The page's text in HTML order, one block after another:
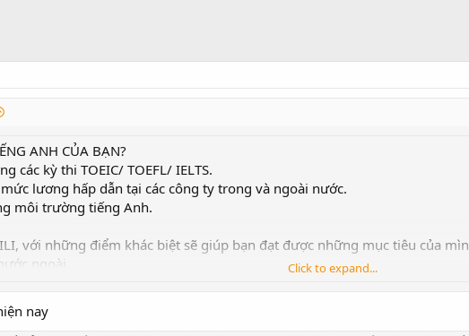
ANH CỦA BẠN?
các kỳ thi TOEIC/ TOEFL/ IELTS.
lương hấp dẫn tại các công ty trong và ngoài nước.
môi trường tiếng Anh.
với những điểm khác biệt sẽ giúp bạn đạt được những mục tiêu của
ngoài.
quả.
Click to expand...
nay